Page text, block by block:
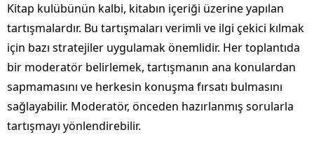
Kitap kulübünün kalbi, kitabın içeriği üzerine yapılan
tartışmalardır. Bu tartışmaları verimli ve ilgi çekici kılmak
için bazı stratejiler uygulamak önemlidir. Her toplantıda
bir moderatör belirlemek, tartışmanın ana konulardan
sapmamasını ve herkesin konuşma fırsatı bulmasını
sağlayabilir. Moderatör, önceden hazırlanmış sorularla
tartışmayı yönlendirebilir.